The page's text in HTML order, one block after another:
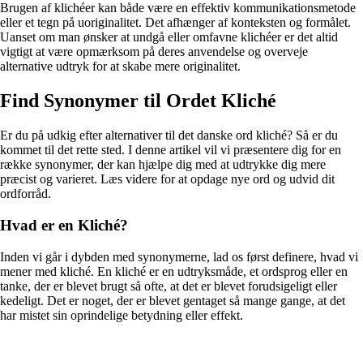
Brugen af klichéer kan både være en effektiv kommunikationsmetode
eller et tegn på uoriginalitet. Det afhænger af konteksten og formålet.
Uanset om man ønsker at undgå eller omfavne klichéer er det altid
vigtigt at være opmærksom på deres anvendelse og overveje
alternative udtryk for at skabe mere originalitet.
Find Synonymer til Ordet Kliché
Er du på udkig efter alternativer til det danske ord kliché? Så er du
kommet til det rette sted. I denne artikel vil vi præsentere dig for en
række synonymer, der kan hjælpe dig med at udtrykke dig mere
præcist og varieret. Læs videre for at opdage nye ord og udvid dit
ordforråd.
Hvad er en Kliché?
Inden vi går i dybden med synonymerne, lad os først definere, hvad vi
mener med kliché. En kliché er en udtryksmåde, et ordsprog eller en
tanke, der er blevet brugt så ofte, at det er blevet forudsigeligt eller
kedeligt. Det er noget, der er blevet gentaget så mange gange, at det
har mistet sin oprindelige betydning eller effekt.